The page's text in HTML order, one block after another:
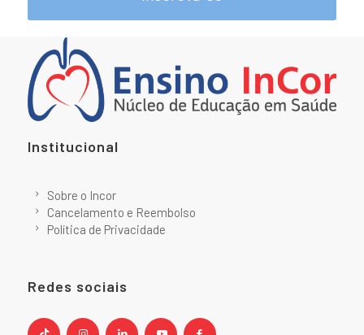
Institucional
Sobre o Incor
Cancelamento e Reembolso
Política de Privacidade
Redes sociais